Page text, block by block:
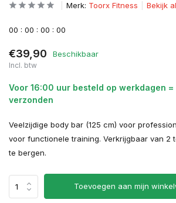
Merk: Toorx Fitness Bekijk
00 : 00 : 00 : 00
€39,90 Beschikbaar
Incl. btw
Voor 16:00 uur besteld op werkdagen
verzonden
Veelzijdige body bar (125 cm) voor
voor functionele training. Verkrijgbaar van 2
te bergen.
Toevoegen aan mijn